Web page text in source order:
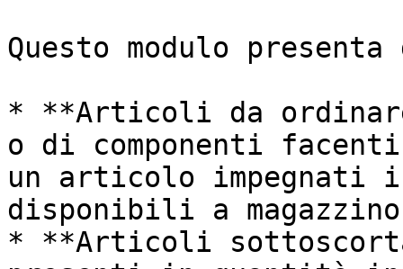
Questo modulo
* **Articoli da
o di componenti
un articolo impegnati
disponibili a
* **Articoli